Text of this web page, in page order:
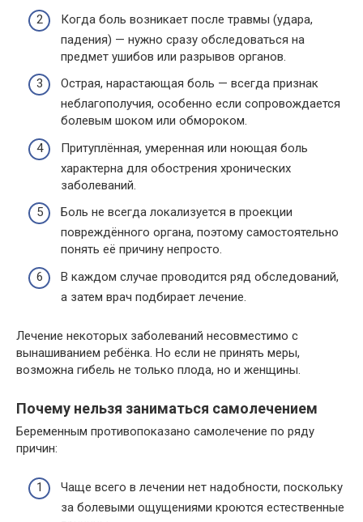
Когда боль возникает после травмы (удара,
падения) — нужно сразу обследоваться на
предмет ушибов или разрывов органов.
Острая, нарастающая боль — всегда признак
неблагополучия, особенно если сопровождается
болевым шоком или обмороком.
Притуплённая, умеренная или ноющая боль
характерна для обострения хронических
заболеваний.
Боль не всегда локализуется в проекции
повреждённого органа, поэтому самостоятельно
понять её причину непросто.
В каждом случае проводится ряд обследований,
а затем врач подбирает лечение.
Лечение некоторых заболеваний несовместимо с
вынашиванием ребёнка. Но если не принять меры,
возможна гибель не только плода, но и женщины.
Почему нельзя заниматься самолечением
Беременным противопоказано самолечение по ряду
причин:
Чаще всего в лечении нет надобности, поскольку
за болевыми ощущениями кроются естественные